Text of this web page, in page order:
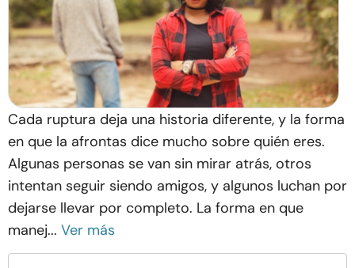
Cada ruptura deja una historia diferente, y la forma
en que la afrontas dice mucho sobre quién eres.
Algunas personas se van sin mirar atrás, otros
intentan seguir siendo amigos, y algunos luchan por
dejarse llevar por completo. La forma en que
manej... Ver más